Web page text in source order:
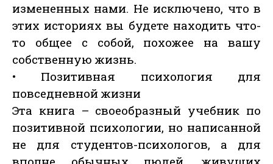
измененных нами. Не исключено, что в
этих историях вы будете находить что-
то общее с собой, похожее на вашу
собственную жизнь.
• Позитивная психология для
повседневной жизни
Эта книга – своеобразный учебник по
позитивной психологии, но написанной
не для студентов-психологов, а для